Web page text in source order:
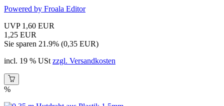
Powered by Froala Editor
UVP 1,60 EUR
1,25 EUR
Sie sparen 21.9% (0,35 EUR)
incl. 19 % USt zzgl. Versandkosten
%